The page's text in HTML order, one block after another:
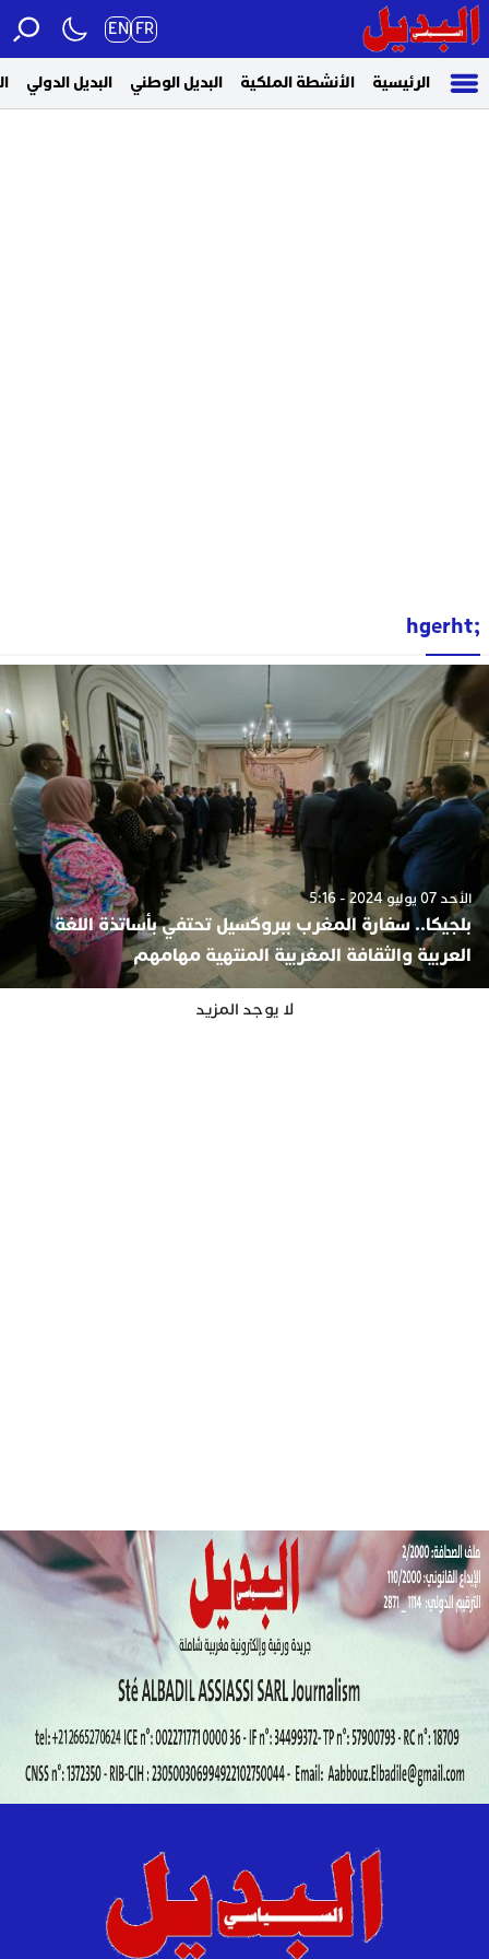
FR
EN
الرئيسية الأنشطة الملكية البديل الوطني البديل الدولي
;hgerht
الأحد 07 يوليو 2024 - 5:16
بلجيكا.. سفارة المغرب ببروكسيل تحتفي بأساتذة اللغة
العربية والثقافة المغربية المنتهية مهامهم
لا يوجد المزيد